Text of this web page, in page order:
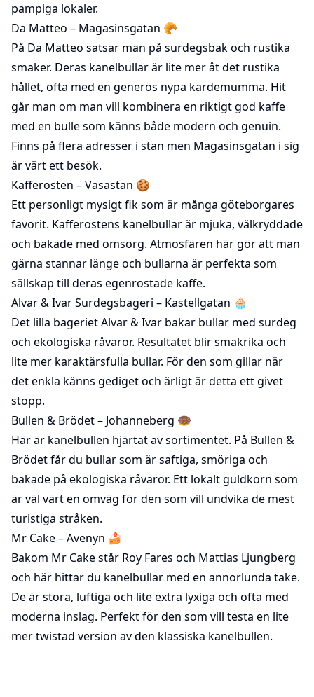
pampiga lokaler.
Da Matteo – Magasinsgatan 🥐
På Da Matteo satsar man på surdegsbak och rustika
smaker. Deras kanelbullar är lite mer åt det rustika
hållet, ofta med en generös nypa kardemumma. Hit
går man om man vill kombinera en riktigt god kaffe
med en bulle som känns både modern och genuin.
Finns på flera adresser i stan men Magasinsgatan i sig
är värt ett besök.
Kafferosten – Vasastan 🍪
Ett personligt mysigt fik som är många göteborgares
favorit. Kafferostens kanelbullar är mjuka, välkryddade
och bakade med omsorg. Atmosfären här gör att man
gärna stannar länge och bullarna är perfekta som
sällskap till deras egenrostade kaffe.
Alvar & Ivar Surdegsbageri – Kastellgatan 🧁
Det lilla bageriet Alvar & Ivar bakar bullar med surdeg
och ekologiska råvaror. Resultatet blir smakrika och
lite mer karaktärsfulla bullar. För den som gillar när
det enkla känns gediget och ärligt är detta ett givet
stopp.
Bullen & Brödet– Johanneberg 🍩
Här är kanelbullen hjärtat av sortimentet. På Bullen &
Brödet får du bullar som är saftiga, smöriga och
bakade på ekologiska råvaror. Ett lokalt guldkorn som
är väl värt en omväg för den som vill undvika de mest
turistiga stråken.
Mr Cake– Avenyn 🍰
Bakom Mr Cake står Roy Fares och Mattias Ljungberg
och här hittar du kanelbullar med en annorlunda take.
De är stora, luftiga och lite extra lyxiga och ofta med
moderna inslag. Perfekt för den som vill testa en lite
mer twistad version av den klassiska kanelbullen.